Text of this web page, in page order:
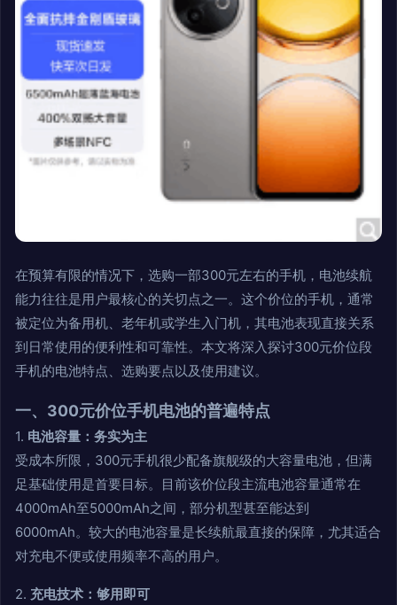
在预算有限的情况下，选购一部300元左右的手机，电池续航
能力往往是用户最核心的关切点之一。这个价位的手机，通常
被定位为备用机、老年机或学生入门机，其电池表现直接关系
到日常使用的便利性和可靠性。本文将深入探讨300元价位段
手机的电池特点、选购要点以及使用建议。
一、300元价位手机电池的普遍特点
1. 电池容量：务实为主
受成本所限，300元手机很少配备旗舰级的大容量电池，但满
足基础使用是首要目标。目前该价位段主流电池容量通常在
4000mAh至5000mAh之间，部分机型甚至能达到
6000mAh。较大的电池容量是长续航最直接的保障，尤其适合
对充电不便或使用频率不高的用户。
2. 充电技术：够用即可